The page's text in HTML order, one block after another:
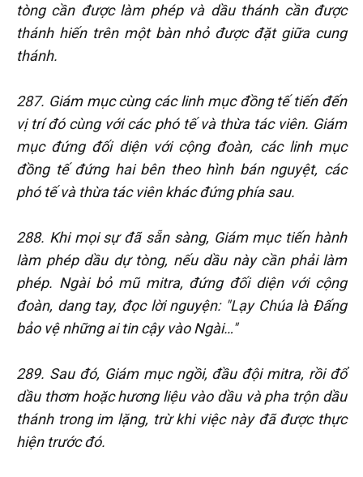
tòng cần được làm phép và dầu thánh cần được
thánh hiến trên một bàn nhỏ được đặt giữa cung
thánh.
287. Giám mục cùng các linh mục đồng tế tiến đến
vị trí đó cùng với các phó tế và thừa tác viên. Giám
mục đứng đối diện với cộng đoàn, các linh mục
đồng tế đứng hai bên theo hình bán nguyệt, các
phó tế và thừa tác viên khác đứng phía sau.
288. Khi mọi sự đã sẵn sàng, Giám mục tiến hành
làm phép dầu dự tòng, nếu dầu này cần phải làm
phép. Ngài bỏ mũ mitra, đứng đối diện với cộng
đoàn, dang tay, đọc lời nguyện: "Lạy Chúa là Đấng
bảo vệ những ai tin cậy vào Ngài…"
289. Sau đó, Giám mục ngồi, đầu đội mitra, rồi đổ
dầu thơm hoặc hương liệu vào dầu và pha trộn dầu
thánh trong im lặng, trừ khi việc này đã được thực
hiện trước đó.